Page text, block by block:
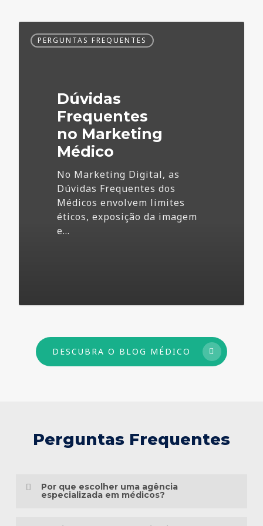
Frequentes
PERGUNTAS FREQUENTES
Dúvidas
Frequentes
no Marketing
Médico
No Marketing Digital, as
Dúvidas Frequentes dos
Médicos envolvem limites
éticos, exposição da imagem
e…
DESCUBRA O BLOG MÉDICO
Perguntas Frequentes
Por que escolher uma agência
especializada em médicos?